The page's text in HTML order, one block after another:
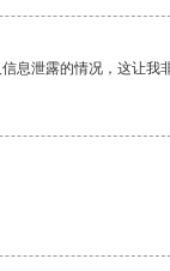
息泄露的情况，这让我